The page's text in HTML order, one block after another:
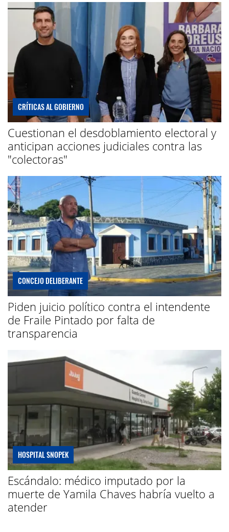
CRÍTICAS AL GOBIERNO
Cuestionan el desdoblamiento electoral y
anticipan acciones judiciales contra las
"colectoras"
CONCEJO DELIBERANTE
Piden juicio político contra el intendente
de Fraile Pintado por falta de
transparencia
HOSPITAL SNOPEK
Escándalo: médico imputado por la
muerte de Yamila Chaves habría vuelto a
atender